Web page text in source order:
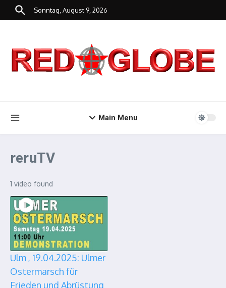
Zum Inhalt springen
Sonntag, August 9, 2026
Main Menu
reruTV
1 video found
Ulm , 19.04.2025: Ulmer
Ostermarsch für
Frieden und Abrüstung